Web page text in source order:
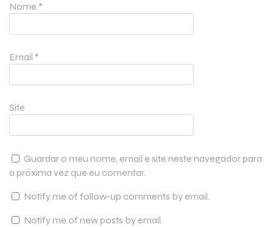
Nome *
Email *
Site
Guardar o meu nome, email e site neste navegador para
a próxima vez que eu comentar.
Notify me of follow-up comments by email.
Notify me of new posts by email.